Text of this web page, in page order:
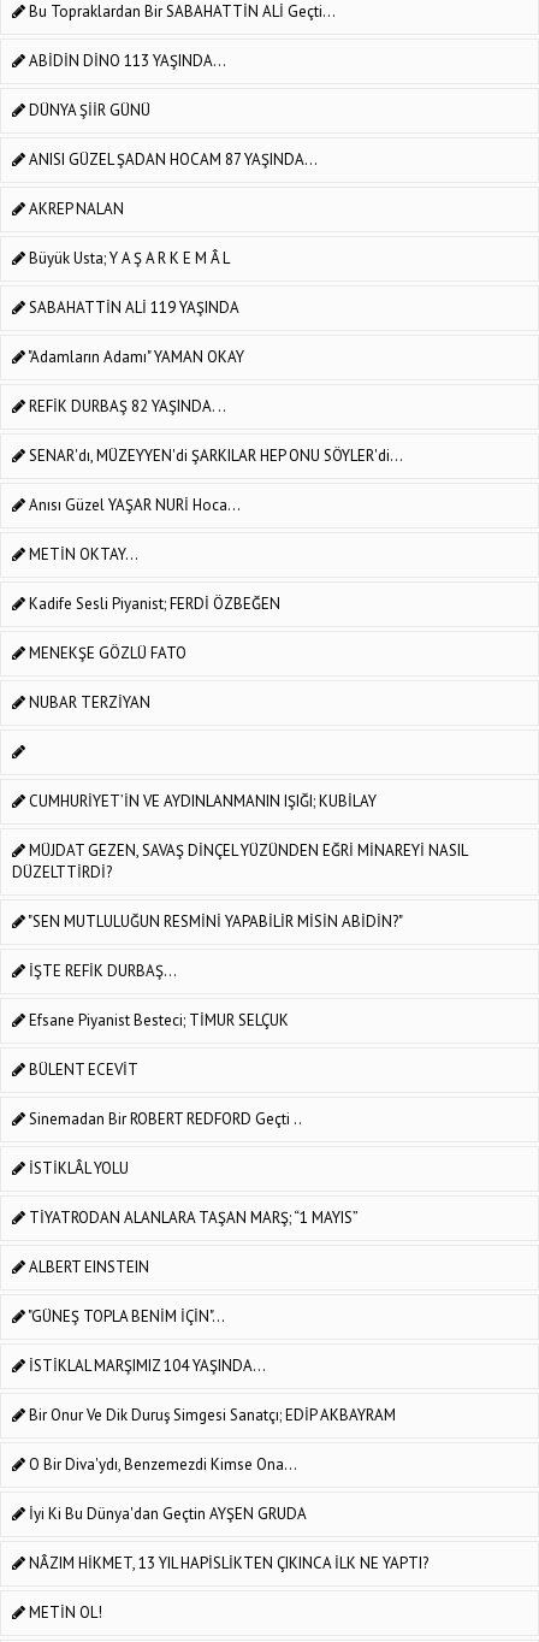
Bu Topraklardan Bir SABAHATTİN ALİ Geçti...
ABİDİN DİNO 113 YAŞINDA...
DÜNYA ŞİİR GÜNÜ
ANISI GÜZEL ŞADAN HOCAM 87 YAŞINDA...
AKREP NALAN
Büyük Usta; Y A Ş A R K E M Â L
SABAHATTİN ALİ 119 YAŞINDA
"Adamların Adamı" YAMAN OKAY
REFİK DURBAŞ 82 YAŞINDA. ..
SENAR'dı, MÜZEYYEN'di ŞARKILAR HEP ONU SÖYLER'di...
Anısı Güzel YAŞAR NURİ Hoca...
METİN OKTAY...
Kadife Sesli Piyanist; FERDİ ÖZBEĞEN
MENEKŞE GÖZLÜ FATO
NUBAR TERZİYAN
CUMHURİYET’İN VE AYDINLANMANIN IŞIĞI; KUBİLAY
MÜJDAT GEZEN, SAVAŞ DİNÇEL YÜZÜNDEN EĞRİ MİNAREYİ NASIL
DÜZELTTİRDİ?
"SEN MUTLULUĞUN RESMİNİ YAPABİLİR MİSİN ABİDİN?"
İŞTE REFİK DURBAŞ...
Efsane Piyanist Besteci; TİMUR SELÇUK
BÜLENT ECEVİT
Sinemadan Bir ROBERT REDFORD Geçti ..
İSTİKLÂL YOLU
TİYATRODAN ALANLARA TAŞAN MARŞ; “1 MAYIS”
ALBERT EINSTEIN
"GÜNEŞ TOPLA BENİM İÇİN"…
İSTİKLAL MARŞIMIZ 104 YAŞINDA...
Bir Onur Ve Dik Duruş Simgesi Sanatçı; EDİP AKBAYRAM
O Bir Diva'ydı, Benzemezdi Kimse Ona...
İyi Ki Bu Dünya'dan Geçtin AYŞEN GRUDA
NÂZIM HİKMET, 13 YIL HAPİSLİKTEN ÇIKINCA İLK NE YAPTI?
METİN OL!